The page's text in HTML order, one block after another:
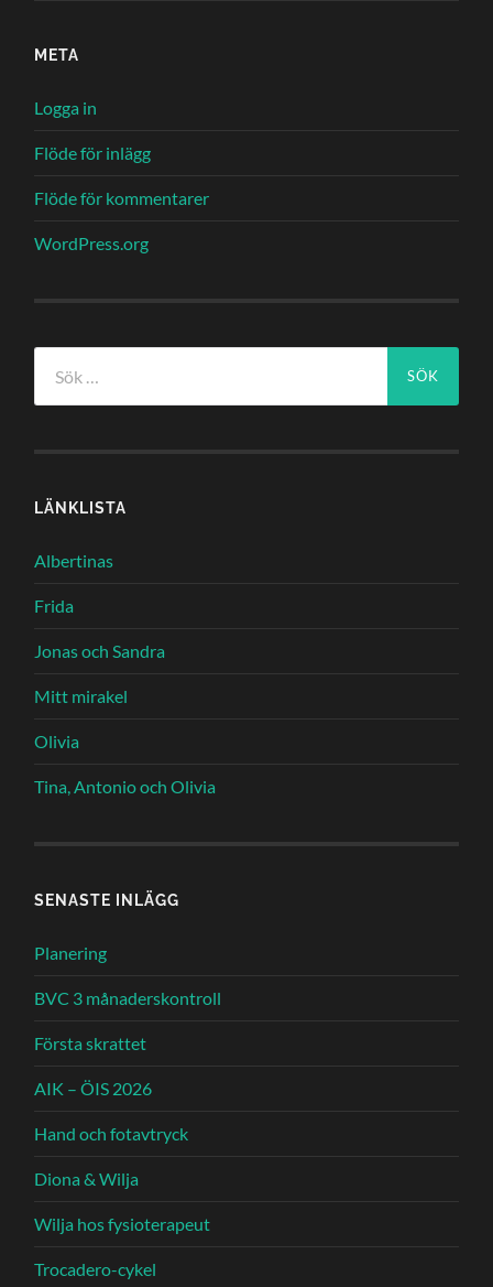
META
Logga in
Flöde för inlägg
Flöde för kommentarer
WordPress.org
efter:
LÄNKLISTA
Albertinas
Frida
Jonas och Sandra
Mitt mirakel
Olivia
Tina, Antonio och Olivia
SENASTE INLÄGG
Planering
BVC 3 månaderskontroll
Första skrattet
AIK – ÖIS 2026
Hand och fotavtryck
Diona & Wilja
Wilja hos fysioterapeut
Trocadero-cykel